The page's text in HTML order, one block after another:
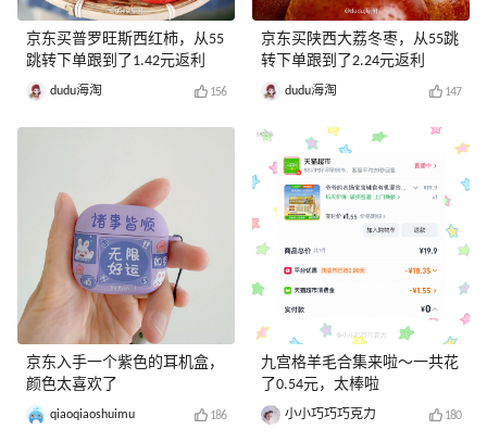
京东买普罗旺斯西红柿，从55
跳转下单跟到了1.42元返利
dudu海淘 156
京东入手一个紫色的耳机盒，
颜色太喜欢了
qiaoqiaoshuimu 186
京东买陕西大荔冬枣，从55跳
转下单跟到了2.24元返利
dudu海淘 147
九宫格羊毛合集来啦～一共花
了0.54元，太棒啦
小小巧巧巧克力 180